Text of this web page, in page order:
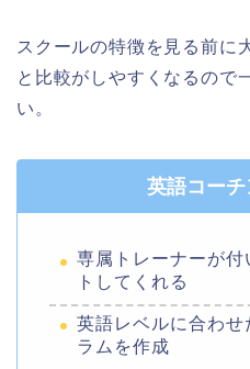
スクールの特徴を見る前に
と比較がしやすくなるので
い。
英語コー
専属トレーナーが
トしてくれる
英語レベルに合わせ
ラムを作成